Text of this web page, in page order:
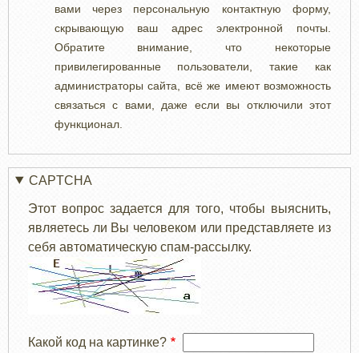
вами через персональную контактную форму,
скрывающую ваш адрес электронной почты.
Обратите внимание, что некоторые
привилегированные пользователи, такие как
администраторы сайта, всё же имеют возможность
связаться с вами, даже если вы отключили этот
функционал.
CAPTCHA
Этот вопрос задается для того, чтобы выяснить,
являетесь ли Вы человеком или представляете из
себя автоматическую спам-рассылку.
Какой код на картинке?